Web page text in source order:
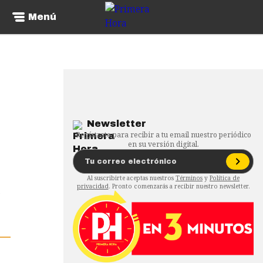
Menú
Newsletter
Regístrate para recibir a tu email nuestro periódico
en su versión digital.
Al suscribirte aceptas nuestros Términos y Política de
privacidad. Pronto comenzarás a recibir nuestro newsletter.